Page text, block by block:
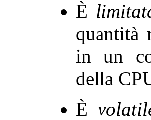
È
quantità
in un
della
È